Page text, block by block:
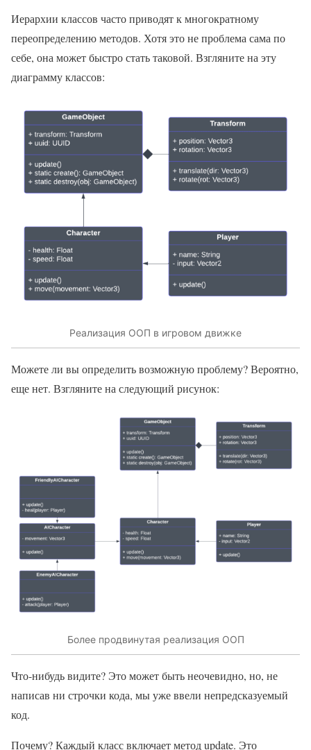
Иерархии классов часто приводят к многократному
переопределению методов. Хотя это не проблема сама по
себе, она может быстро стать таковой. Взгляните на эту
диаграмму классов:
Реализация ООП в игровом движке
Можете ли вы определить возможную проблему? Вероятно,
еще нет. Взгляните на следующий рисунок:
Более продвинутая реализация ООП
Что-нибудь видите? Это может быть неочевидно, но, не
написав ни строчки кода, мы уже ввели непредсказуемый
код.
Почему? Каждый класс включает метод update. Это